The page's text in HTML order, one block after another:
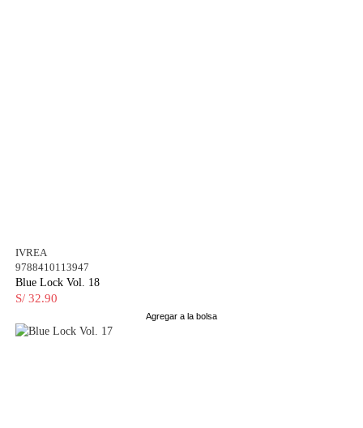
IVREA
9788410113947
Blue Lock Vol. 18
S/ 32.90
Agregar a la bolsa